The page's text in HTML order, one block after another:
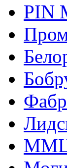
PIN
ММЦ